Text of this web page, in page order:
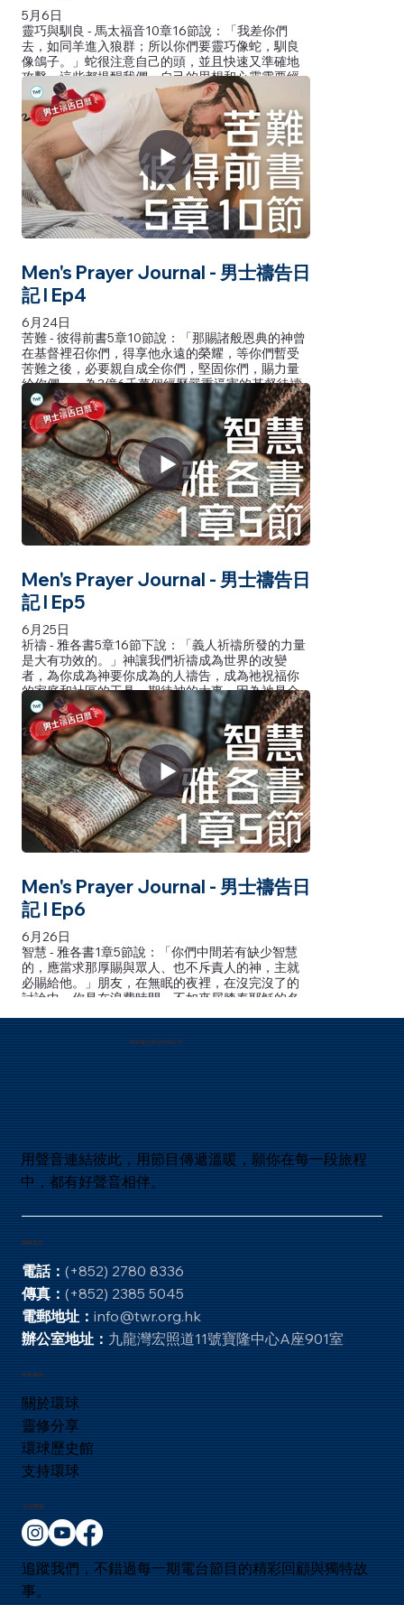
5月6日
靈巧與馴良 - 馬太福音10章16節說：「我差你們
去，如同羊進入狼群；所以你們要靈巧像蛇，馴良
像鴿子。」蛇很注意自己的頭，並且快速又準確地
攻擊，這些都提醒我們，自己的思想和心靈需要經
常與神的旨意和時機保持一致。祈求你謙卑和真實
的見證會榮耀基督。
灵巧与驯良 - 马太福音10章16节说：「我差你们
去，如同羊进入狼群；所以你们要灵巧像蛇，驯良
像鸽子。」蛇很注意自己的头，并且快速又准确地
攻击，这些都提醒我们，自己的思想和心灵需要经
常与神的旨意和时机保持一致。祈求你谦卑和真实
的见证会荣耀基督。
Men's Prayer Journal - 男士禱告日
記 l Ep4
6月24日
苦難 - 彼得前書5章10節說：「那賜諸般恩典的神曾
在基督裡召你們，得享他永遠的榮耀，等你們暫受
苦難之後，必要親自成全你們，堅固你們，賜力量
給你們。」為3億6千萬個經歷嚴重逼害的基督徒禱
告，讓他們在主裡面保持堅強。
苦难 - 彼得前书5章10节说：「那赐诸般恩典的神曾
在基督里召你们，得享他永远的荣耀，等你们暂受
苦难之后，必要亲自成全你们，坚固你们，赐力量
给你们。」为3亿6千万个经历严重逼害的基督徒祷
告，让他们在主里面保持坚强。
Men's Prayer Journal - 男士禱告日
記 l Ep5
6月25日
祈禱 - 雅各書5章16節下說：「義人祈禱所發的力量
是大有功效的。」神讓我們祈禱成為世界的改變
者，為你成為神要你成為的人禱告，成為祂祝福你
的家庭和社區的工具。期待神的大事，因為祂是全
能的哪一位！
祈祷 - 雅各书5章16节下说：「义人祈祷所发的力量
是大有功效的。」神让我们祈祷成为世界的改变
者，为你成为神要你成为的人祷告，成为祂祝福你
的家庭和社区的工具。期待神的大事，因为祂是全
能的哪一位！
Men's Prayer Journal - 男士禱告日
記 l Ep6
6月26日
智慧 - 雅各書1章5節說：「你們中間若有缺少智慧
的，應當求那厚賜與眾人、也不斥責人的神，主就
必賜給他。」朋友，在無眠的夜裡，在沒完沒了的
討論中，你是在浪費時間，不如來屈膝奉耶穌的名
神眼中所喜悅的，祂會回應你。
智慧 - 雅各书1章5节说：「你们中间若有缺少智慧
的，应当求那厚赐与众人、也不斥责人的神，主就
必赐给他。」朋友，在无眠的夜里，在没完没了的
讨论中，你是在浪费时间，不如来屈膝奉耶稣的名
祷告吧，祈求你有智慧来辨别什么是对的，什么是
神眼中所喜悦的，祂会回应你。
環球電台香港有限公司
用聲音連結彼此，用節目傳遞溫暖，願你在每一段旅程
中，都有好聲音相伴。
聯絡資訊
電話：(+852) 2780 8336
傳真：(+852) 2385 5045
電郵地址：info@twr.org.hk
辦公室地址：九龍灣宏照道11號寶隆中心A座901室
快速連結
關於環球
靈修分享
環球歷史館
支持環球
保持聯繫
追蹤我們，不錯過每一期電台節目的精彩回顧與獨特故
事。